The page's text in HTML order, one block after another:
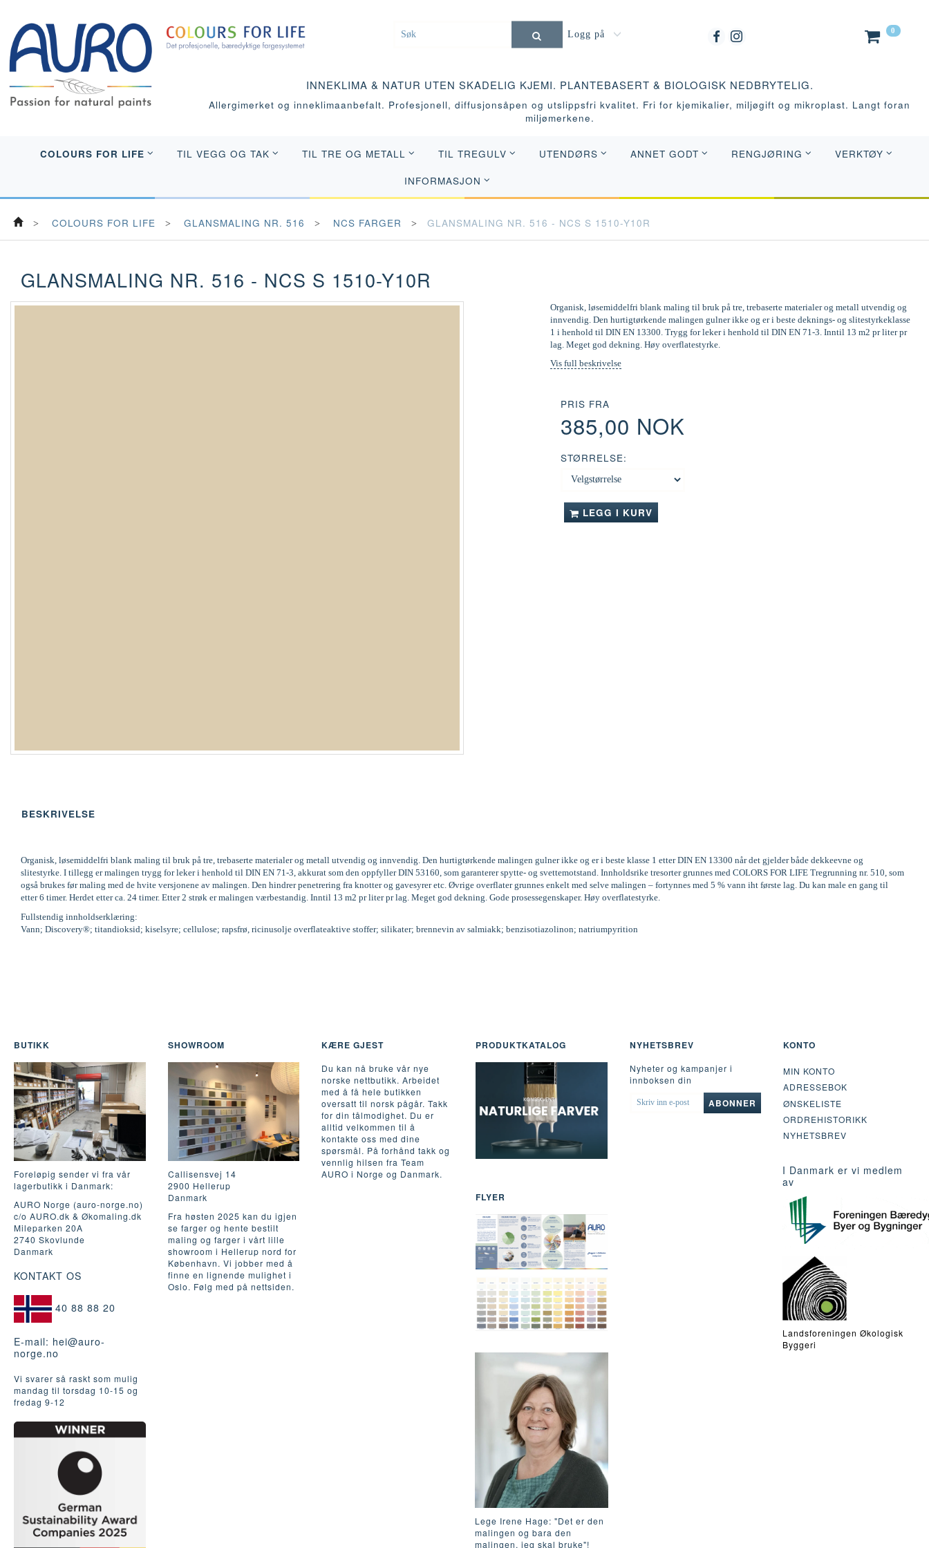
0
Logg på
INNEKLIMA & NATUR UTEN SKADELIG KJEMI. PLANTEBASERT & BIOLOGISK NEDBRYTELIG.
Allergimerket og inneklimaanbefalt. Profesjonell, diffusjonsåpen og utslippsfri kvalitet. Fri for kjemikalier, miljøgift og mikroplast. Langt foran
miljømerkene.
COLOURS FOR LIFE TIL VEGG OG TAK TIL TRE OG METALL TIL TREGULV UTENDØRS ANNET GODT RENGJØRING VERKTØY
INFORMASJON
COLOURS FOR LIFE GLANSMALING NR. 516 NCS FARGER GLANSMALING NR. 516 - NCS S 1510-Y10R
GLANSMALING NR. 516 - NCS S 1510-Y10R
Organisk, løsemiddelfri blank maling til bruk på tre, trebaserte materialer og metall utvendig og
innvendig. Den hurtigtørkende malingen gulner ikke og er i beste deknings- og slitestyrkeklasse
1 i henhold til DIN EN 13300. Trygg for leker i henhold til DIN EN 71-3. Inntil 13 m2 pr liter pr
lag. Meget god dekning. Høy overflatestyrke.
Vis full beskrivelse
PRIS FRA
385,00 NOK
STØRRELSE:
LEGG I KURV
BESKRIVELSE
Organisk, løsemiddelfri blank maling til bruk på tre, trebaserte materialer og metall utvendig og innvendig. Den hurtigtørkende malingen gulner ikke og er i beste klasse 1 etter DIN EN 13300 når det gjelder både dekkeevne og
slitestyrke. I tillegg er malingen trygg for leker i henhold til DIN EN 71-3, akkurat som den oppfyller DIN 53160, som garanterer spytte- og svettemotstand. Innholdsrike tresorter grunnes med COLORS FOR LIFE Tregrunning nr. 510, som
også brukes før maling med de hvite versjonene av malingen. Den hindrer penetrering fra knotter og gavesyrer etc. Øvrige overflater grunnes enkelt med selve malingen – fortynnes med 5 % vann iht første lag. Du kan male en gang til
etter 6 timer. Herdet etter ca. 24 timer. Etter 2 strøk er malingen værbestandig. Inntil 13 m2 pr liter pr lag. Meget god dekning. Gode prosessegenskaper. Høy overflatestyrke.
Fullstendig innholdserklæring:
Vann; Discovery®; titandioksid; kiselsyre; cellulose; rapsfrø, ricinusolje overflateaktive stoffer; silikater; brennevin av salmiakk; benzisotiazolinon; natriumpyrition
BUTIKK
Foreløpig sender vi fra vår
lagerbutikk i Danmark:
AURO Norge (auro-norge.no)
c/o AURO.dk & Økomaling.dk
Mileparken 20A
2740 Skovlunde
Danmark
KONTAKT OS
40 88 88 20
E-mail: hei@auro-
norge.no
Vi svarer så raskt som mulig
mandag til torsdag 10-15 og
fredag ​​9-12
SHOWROOM
Callisensvej 14
2900 Hellerup
Danmark
Fra høsten 2025 kan du igjen
se farger og hente bestilt
maling og farger i vårt lille
showroom i Hellerup nord for
København. Vi jobber med å
finne en lignende mulighet i
Oslo. Følg med på nettsiden.
KÆRE GJEST
Du kan nå bruke vår nye
norske nettbutikk. Arbeidet
med å få hele butikken
oversatt til norsk pågår. Takk
for din tålmodighet. Du er
alltid velkommen til å
kontakte oss med dine
spørsmål. På forhånd takk og
vennlig hilsen fra Team
AURO i Norge og Danmark.
PRODUKTKATALOG
FLYER
Lege Irene Hage: "Det er den
malingen og bara den
malingen, jeg skal bruke"!
NYHETSBREV
Nyheter og kampanjer i
innboksen din
SKRIV
ABONNER
KONTO
MIN KONTO
ADRESSEBOK
ØNSKELISTE
ORDREHISTORIKK
NYHETSBREV
I Danmark er vi medlem
av
Landsforeningen Økologisk
Byggeri